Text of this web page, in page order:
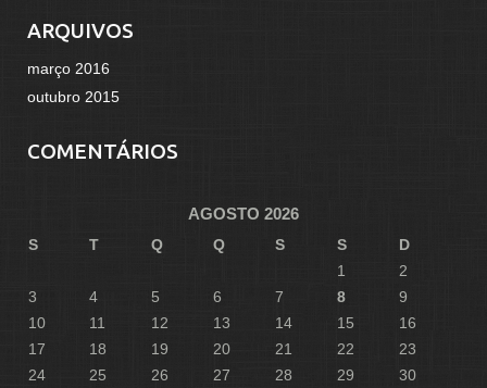
ARQUIVOS
março 2016
outubro 2015
COMENTÁRIOS
AGOSTO 2026
S T Q Q S S
D
1
2
3
4 5 6 7 8
9
10
11 12 13 14 15
16
17
18 19 20 21 22
23
24
25 26 27 28 29 30